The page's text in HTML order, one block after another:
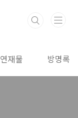
연재물 방명록